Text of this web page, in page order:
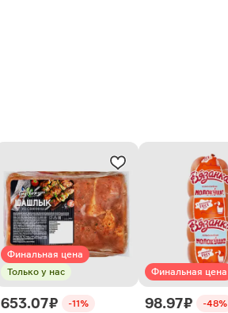
Финальная цена
Только у нас
653.07 ₽ -11%
Финальная цена
98.97 ₽ -48%